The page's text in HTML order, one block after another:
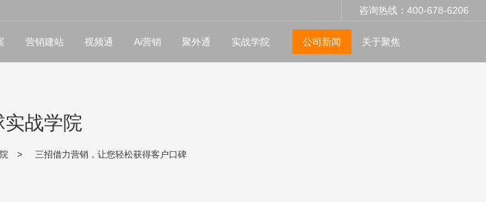
咨询热线：400-678-6206
营销建站 视频通 Ai营销 聚外通 实战学院 公司新闻 关于聚焦
实战学院
> 三招借力营销，让您轻松获得客户口碑